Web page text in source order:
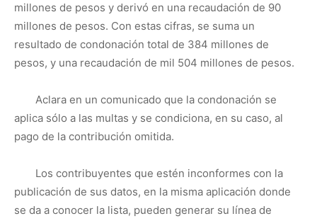
millones de pesos y derivó en una recaudación de 90
millones de pesos. Con estas cifras, se suma un
resultado de condonación total de 384 millones de
pesos, y una recaudación de mil 504 millones de pesos.
Aclara en un comunicado que la condonación se
aplica sólo a las multas y se condiciona, en su caso, al
pago de la contribución omitida.
Los contribuyentes que estén inconformes con la
publicación de sus datos, en la misma aplicación donde
se da a conocer la lista, pueden generar su línea de